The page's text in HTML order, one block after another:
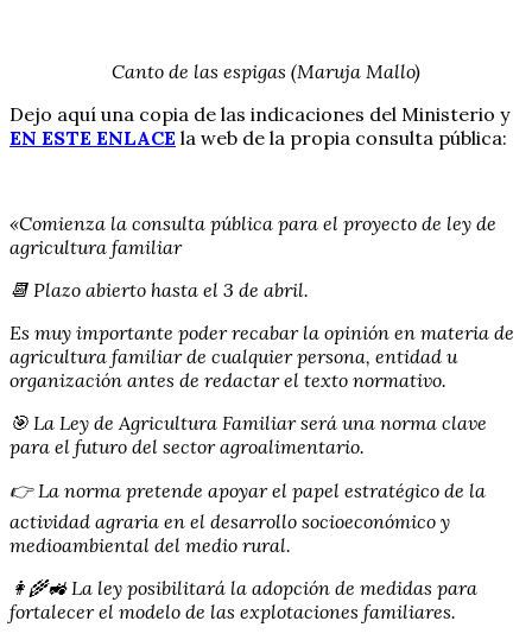
Canto de las espigas (Maruja Mallo)
Dejo aquí una copia de las indicaciones del Ministerio y
EN ESTE ENLACE la web de la propia consulta pública:
«Comienza la consulta pública para el proyecto de ley de
agricultura familiar
📆 Plazo abierto hasta el 3 de abril.
Es muy importante poder recabar la opinión en materia de
agricultura familiar de cualquier persona, entidad u
organización antes de redactar el texto normativo.
🎯 La Ley de Agricultura Familiar será una norma clave
para el futuro del sector agroalimentario.
👉 La norma pretende apoyar el papel estratégico de la
actividad agraria en el desarrollo socioeconómico y
medioambiental del medio rural.
👩‍🌾🚜 La ley posibilitará la adopción de medidas para
fortalecer el modelo de las explotaciones familiares.